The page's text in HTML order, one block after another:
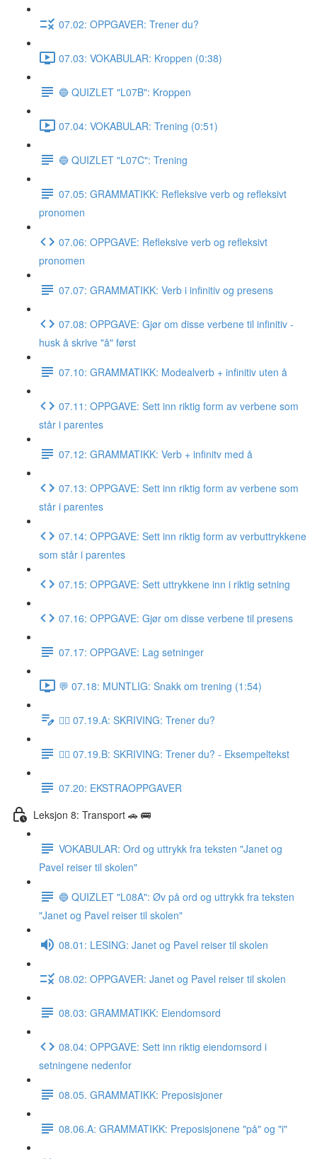
07.02: OPPGAVER: Trener du?
07.03: VOKABULAR: Kroppen (0:38)
🔵 QUIZLET "L07B": Kroppen
07.04: VOKABULAR: Trening (0:51)
🔵 QUIZLET "L07C": Trening
07.05: GRAMMATIKK: Refleksive verb og refleksivt
pronomen
07.06: OPPGAVE: Refleksive verb og refleksivt
pronomen
07.07: GRAMMATIKK: Verb i infinitiv og presens
07.08: OPPGAVE: Gjør om disse verbene til infinitiv -
husk å skrive "å" først
07.10: GRAMMATIKK: Modealverb + infinitiv uten å
07.11: OPPGAVE: Sett inn riktig form av verbene som
står i parentes
07.12: GRAMMATIKK: Verb + infinitv med å
07.13: OPPGAVE: Sett inn riktig form av verbene som
står i parentes
07.14: OPPGAVE: Sett inn riktig form av verbuttrykkene
som står i parentes
07.15: OPPGAVE: Sett uttrykkene inn i riktig setning
07.16: OPPGAVE: Gjør om disse verbene til presens
07.17: OPPGAVE: Lag setninger
💬 07.18: MUNTLIG: Snakk om trening (1:54)
✍🏼 07.19.A: SKRIVING: Trener du?
✍🏼 07.19.B: SKRIVING: Trener du? - Eksempeltekst
07.20: EKSTRAOPPGAVER
Leksjon 8: Transport 🚗 🚌
VOKABULAR: Ord og uttrykk fra teksten "Janet og
Pavel reiser til skolen"
🔵 QUIZLET "L08A": Øv på ord og uttrykk fra teksten
"Janet og Pavel reiser til skolen"
08.01: LESING: Janet og Pavel reiser til skolen
08.02: OPPGAVER: Janet og Pavel reiser til skolen
08.03: GRAMMATIKK: Eiendomsord
08.04: OPPGAVE: Sett inn riktig eiendomsord i
setningene nedenfor
08.05. GRAMMATIKK: Preposisjoner
08.06.A: GRAMMATIKK: Preposisjonene "på" og "i"